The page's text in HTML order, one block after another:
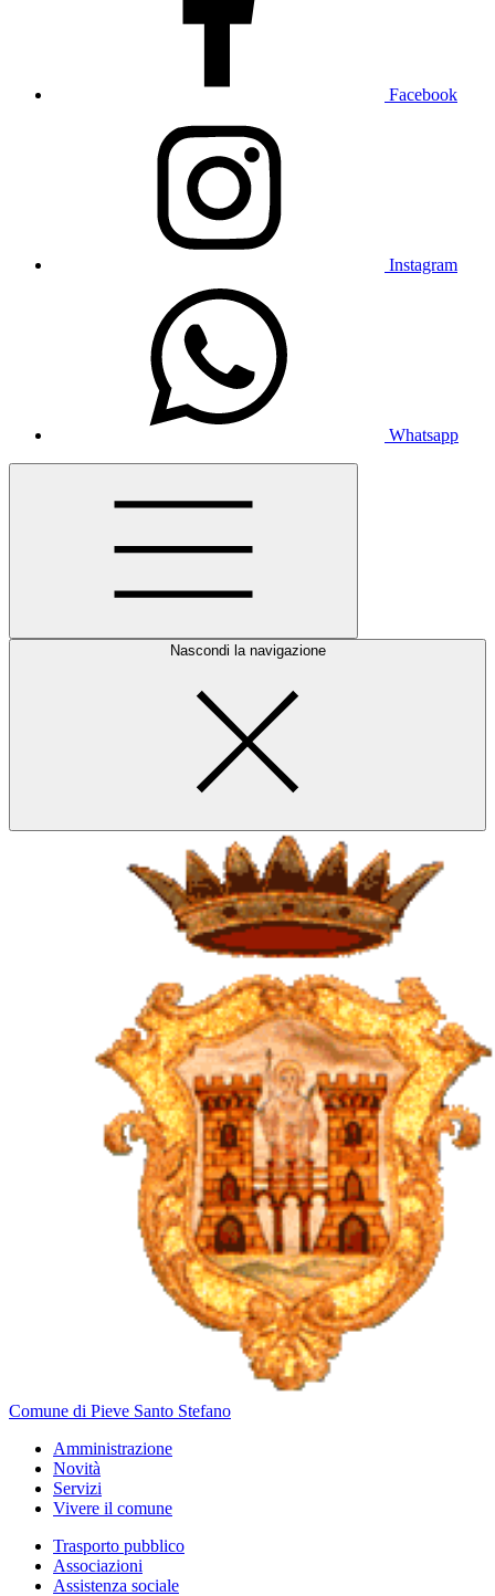
Facebook
Instagram
Whatsapp
Nascondi la navigazione
Comune di Pieve Santo Stefano
Amministrazione
Novità
Servizi
Vivere il comune
Trasporto pubblico
Associazioni
Assistenza sociale